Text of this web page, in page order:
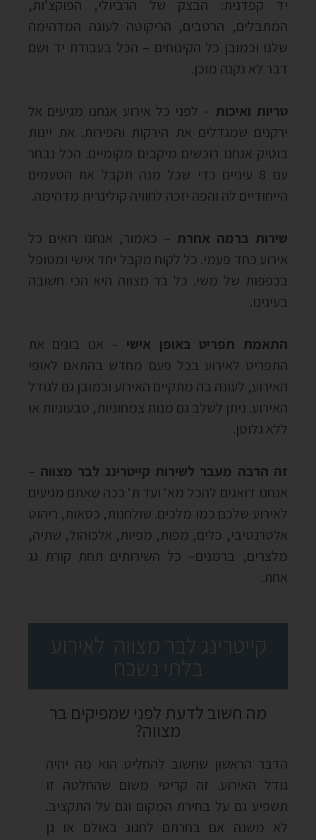
יד קפדנית: הבצק של הרביולי, הפוקצ‘ות,
המתבלים, הרטבים, הריקוטה לעוגה המדהימה
שלנו וכמובן כל הקינוחים – הכל בעבודת יד ושם
דבר לא נקנה מוכן.
טריות ואיכות – לפני כל אירוע אנחנו מגיעים אל
ירקנים שמגדלים את הירקות והפירות. את יינות
בוטיק אנחנו רוכשים מיקבים מקומיים. הכל נבחר
עם 8 עיניים כדי שכל מנה תקבל את הטעמים
הייחודיים לה והפה יזכה לחוויה קולינרית מדהימה.
שירות ברמה אחרת – כאמור, אנחנו רואים כל
אירוע כחד פעמי. כל לקוח מקבל יחד אישי ומטופל
בכפפות של משי. כל בר מצווה היא הכי חשובה
בעינינו.
התאמת תפריט באופן אישי – אנו בונים את
התפריט לאירוע בכל פעם מחדש בהתאם לאופי
האירוע, לעונה בה מתקיים האירוע וכמובן גם לגודל
האירוע. ניתן לשלב גם מנות צמחוניות, טבעוניות או
ללא גלוטן.
זה הרבה מעבר לשירות קייטרינג לבר מצווה –
אנחנו דואגים להכל מא‘ ועד ת‘ ככה שאתם מגיעים
לאירוע שלכם כמו מלכים. שולחנות, כסאות, ריהוט
אלטרנטיבי, כלים, מפות, מפיות, אלכוהול, שתיה,
מלצרים, ברמנים– כל השירותים תחת קורת גג
אחת.
קייטרינג לבר מצווה לאירוע
בלתי נשכח
מה חשוב לדעת לפני שמפיקים בר
מצווה?
הדבר הראשון שחשוב להחליט הוא מה יהיה
גודל האירוע. זה קריטי משום שהחלטה זו
תשפיע גם על בחירת המקום וגם על התקציב.
לא משנה אם בחרתם לחגוג באולם או גן